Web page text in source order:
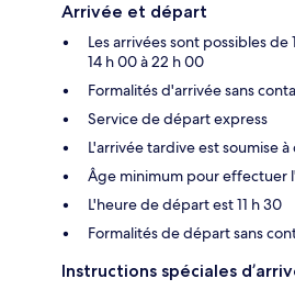
Arrivée et départ
Les arrivées sont possibles
14 h 00 à 22 h 00
Formalités d'arrivée sans
Service de départ express
L'arrivée tardive est soumise
Âge minimum pour effectuer
L'heure de départ est 11 h 30
Formalités de départ sans
Instructions spéciales